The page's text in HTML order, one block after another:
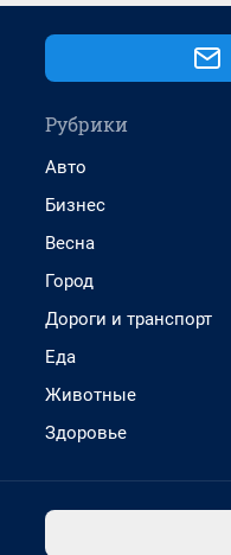
Рубрики
Авто
Бизнес
Весна
Город
Дороги и транспорт
Еда
Животные
Здоровье